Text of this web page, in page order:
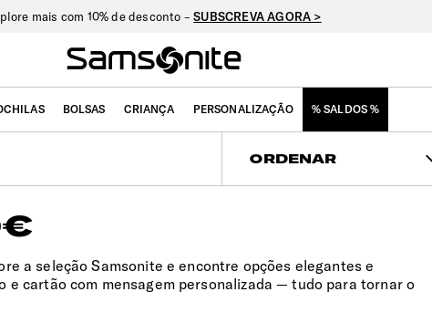
mais com 10% de desconto –SUBSCREVA AGORA >
BOLSAS CRIANÇA PERSONALIZAÇÃO % SALDOS %
ORDENAR
a seleção Samsonite e encontre opções elegantes e
cartão com mensagem personalizada — tudo para tornar o